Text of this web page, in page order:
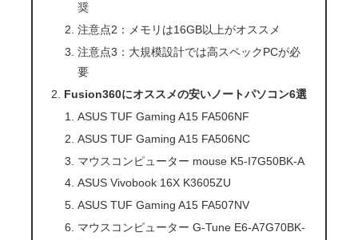
奨
注意点2：メモリは16GB以上がオススメ
注意点3：大規模設計では高スペックPCが必
要
Fusion360にオススメの安いノートパソコン6選
ASUS TUF Gaming A15 FA506NF
ASUS TUF Gaming A15 FA506NC
マウスコンピューター mouse K5-I7G50BK-A
ASUS Vivobook 16X K3605ZU
ASUS TUF Gaming A15 FA507NV
マウスコンピューター G-Tune E6-A7G70BK-